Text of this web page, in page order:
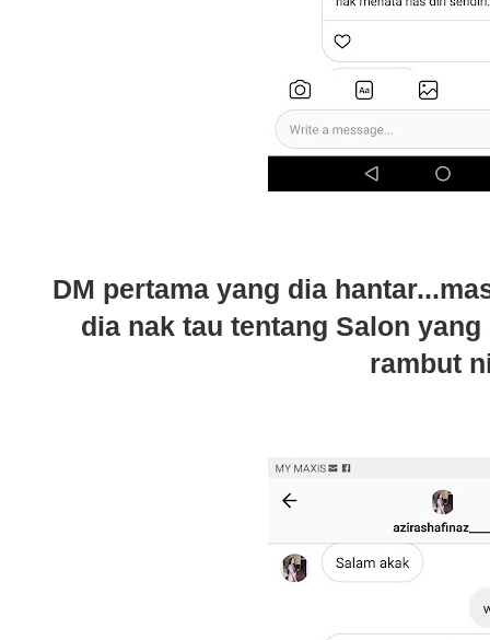
DM pertama yang dia
dia nak tau tentang Salon
rambut